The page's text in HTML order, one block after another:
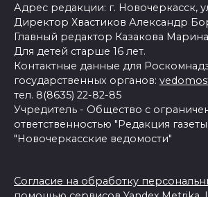
Адрес редакции: г. Новочеркасск,
Директор Хвастиков Александр
Главный редактор Казакова
Для детей старше 16 лет.
Контактные данные для
государственных органов:
тел. 8(8635) 22-82-85
Учредитель - Общество с
ответственностью "Редакция газеты
"Новочеркасские ведомости"
Согласие на обработку